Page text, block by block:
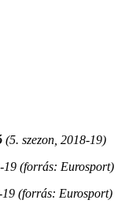
(5. szezon, 2018-19)
19 (forrás: Eurosport)
19 (forrás: Eurosport)